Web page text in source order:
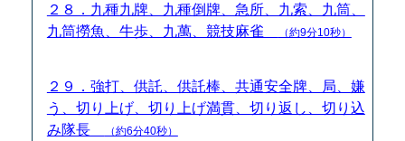
２８．九種九牌、九種倒牌、急所、九索、九筒、
九筒撈魚、牛歩、九萬、競技麻雀
（約9分10秒）
２９．強打、供託、供託棒、共通安全牌、局、嫌
う、切り上げ、切り上げ満貫、切り返し、切り込
み隊長
（約6分40秒）